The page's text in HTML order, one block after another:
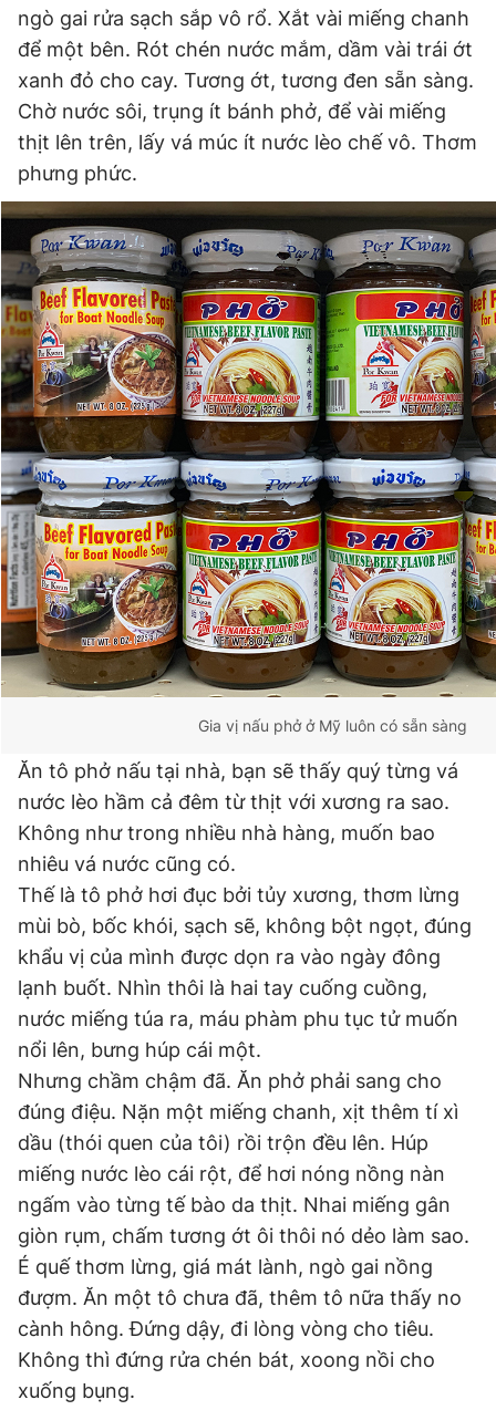
ngò gai rửa sạch sắp vô rổ. Xắt vài miếng chanh
để một bên. Rót chén nước mắm, dầm vài trái ớt
xanh đỏ cho cay. Tương ớt, tương đen sẵn sàng.
Chờ nước sôi, trụng ít bánh phở, để vài miếng
thịt lên trên, lấy vá múc ít nước lèo chế vô. Thơm
phưng phức.
Gia vị nấu phở ở Mỹ luôn có sẵn sàng
Ăn tô phở nấu tại nhà, bạn sẽ thấy quý từng vá
nước lèo hầm cả đêm từ thịt với xương ra sao.
Không như trong nhiều nhà hàng, muốn bao
nhiêu vá nước cũng có.
Thế là tô phở hơi đục bởi tủy xương, thơm lừng
mùi bò, bốc khói, sạch sẽ, không bột ngọt, đúng
khẩu vị của mình được dọn ra vào ngày đông
lạnh buốt. Nhìn thôi là hai tay cuống cuồng,
nước miếng túa ra, máu phàm phu tục tử muốn
nổi lên, bưng húp cái một.
Nhưng chầm chậm đã. Ăn phở phải sang cho
đúng điệu. Nặn một miếng chanh, xịt thêm tí xì
dầu (thói quen của tôi) rồi trộn đều lên. Húp
miếng nước lèo cái rột, để hơi nóng nồng nàn
ngấm vào từng tế bào da thịt. Nhai miếng gân
giòn rụm, chấm tương ớt ôi thôi nó dẻo làm sao.
É quế thơm lừng, giá mát lành, ngò gai nồng
đượm. Ăn một tô chưa đã, thêm tô nữa thấy no
cành hông. Đứng dậy, đi lòng vòng cho tiêu.
Không thì đứng rửa chén bát, xoong nồi cho
xuống bụng.